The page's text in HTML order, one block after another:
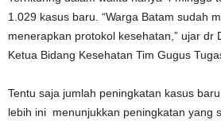
1.029 kasus baru. “Warga Batam sudah
menerapkan protokol kesehatan,” ujar dr
Ketua Bidang Kesehatan Tim Gugus
Tentu saja jumlah peningkatan kasus
lebih ini menunjukkan peningkatan yang